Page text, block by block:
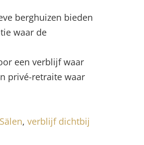
berghuizen bieden
waar de
een verblijf waar
privé-retraite waar
, verblijf dichtbij